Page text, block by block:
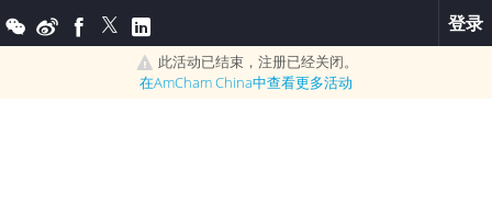
登录
此活动已结束，注册已经关闭。
在AmCham China中查看更多活动